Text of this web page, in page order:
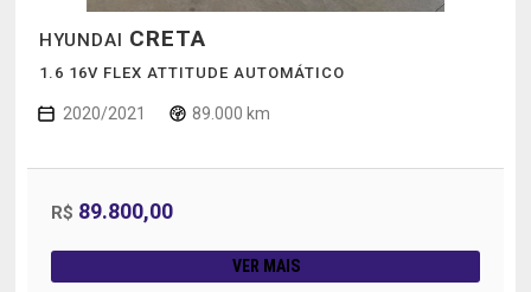
HYUNDAI CRETA
1.6 16V FLEX ATTITUDE AUTOMÁTICO
2020/2021 89.000 km
R$ 89.800,00
VER MAIS